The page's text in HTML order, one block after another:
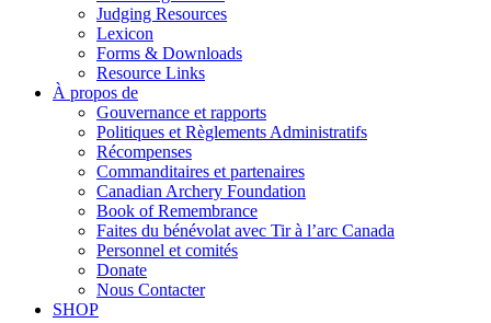
Judging Resources
Lexicon
Forms & Downloads
Resource Links
À propos de
Gouvernance et rapports
Politiques et Règlements Administratifs
Récompenses
Commanditaires et partenaires
Canadian Archery Foundation
Book of Remembrance
Faites du bénévolat avec Tir à l’arc Canada
Personnel et comités
Donate
Nous Contacter
SHOP